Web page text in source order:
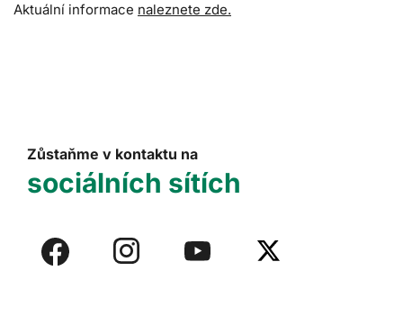
Aktuální informace naleznete zde.
Zůstaňme v kontaktu na
sociálních sítích